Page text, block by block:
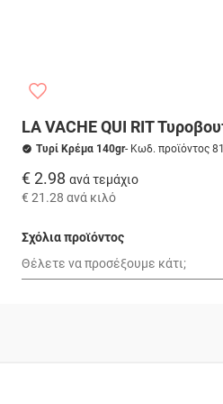
LA VACHE QUI RIT
Τυρί Κρέμα 140gr- Κωδ. προϊόντος
€ 2.98 ανά τεμάχιο
€ 21.28 ανά κιλό
Σχόλια προϊόντος